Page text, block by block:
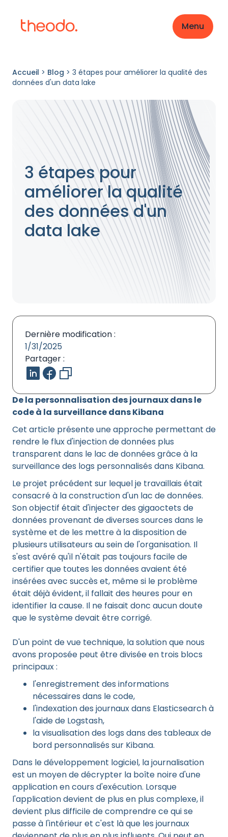
Menu
Accueil > Blog > 3 étapes pour améliorer la qualité des
données d'un data lake
3 étapes pour
améliorer la qualité
des données d'un
data lake
De la personnalisation des journaux dans le
code à la surveillance dans Kibana
Cet article présente une approche permettant de
rendre le flux d'injection de données plus
transparent dans le lac de données grâce à la
surveillance des logs personnalisés dans Kibana.
Le projet précédent sur lequel je travaillais était
consacré à la construction d'un lac de données.
Son objectif était d'injecter des gigaoctets de
données provenant de diverses sources dans le
système et de les mettre à la disposition de
plusieurs utilisateurs au sein de l'organisation. Il
s'est avéré qu'il n'était pas toujours facile de
certifier que toutes les données avaient été
insérées avec succès et, même si le problème
était déjà évident, il fallait des heures pour en
identifier la cause. Il ne faisait donc aucun doute
que le système devait être corrigé.
D'un point de vue technique, la solution que nous
avons proposée peut être divisée en trois blocs
principaux :
l'enregistrement des informations
nécessaires dans le code,
l'indexation des journaux dans Elasticsearch à
l'aide de Logstash,
la visualisation des logs dans des tableaux de
bord personnalisés sur Kibana.
Dans le développement logiciel, la journalisation
est un moyen de décrypter la boîte noire d'une
application en cours d'exécution. Lorsque
l'application devient de plus en plus complexe, il
devient plus difficile de comprendre ce qui se
passe à l'intérieur et c'est là que les journaux
Dernière modification :
1/31/2025
Partager :